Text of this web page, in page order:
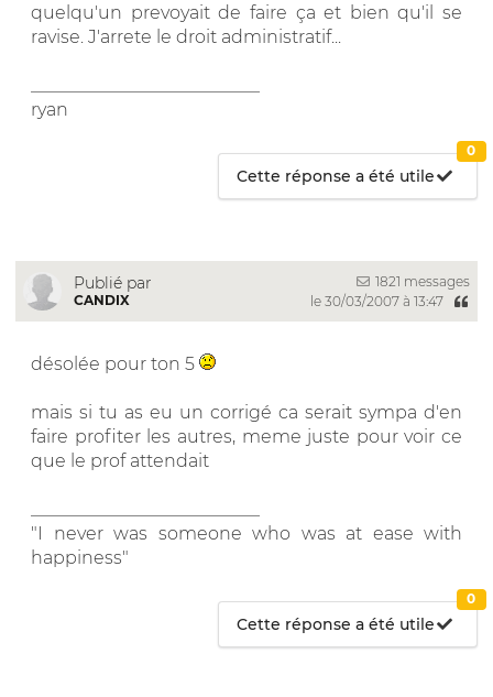
quelqu'un prevoyait de faire ça et bien qu'il se
ravise. J'arrete le droit administratif...
ryan
Cette réponse a été utile
0
Publié par
CANDIX
1821 messages
le 30/03/2007 à 13:47
désolée pour ton 5
mais si tu as eu un corrigé ca serait sympa d'en
faire profiter les autres, meme juste pour voir ce
que le prof attendait
"I never was someone who was at ease with
happiness"
Cette réponse a été utile
0